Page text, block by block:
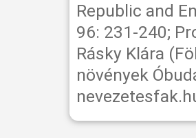
Republic and
96: 231-240;
Rásky Klára
növények